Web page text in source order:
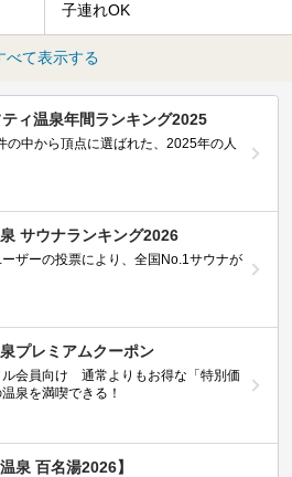
子連れOK
べて表示する
ィ温泉年間ランキング2025
の中から頂点に選ばれた、2025年の人
サウナランキング2026
ザーの投票により、全国No.1サウナが
プレミアムクーポン
ル会員向け 通常よりもお得な「特別価
泉を満喫できる！
泉 百名湯2026】